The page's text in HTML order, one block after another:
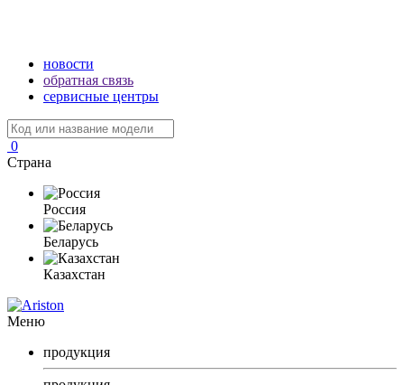
новости
обратная связь
сервисные центры
0
Страна
Россия
Беларусь
Казахстан
Меню
продукция